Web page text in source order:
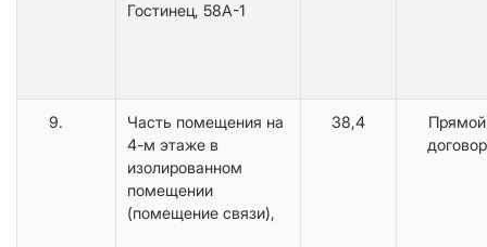
Гостинец, 58А-1
9.
Часть помещения на
4-м этаже в
изолированном
помещении
(помещение связи),
38,4
Прямой
договор